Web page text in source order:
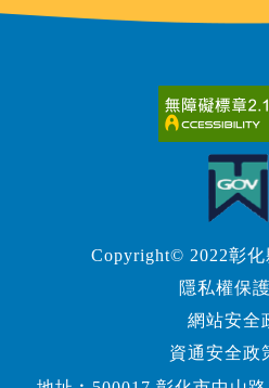
Copyright© 2022彰
隱私權保
網站安全
資通安全政